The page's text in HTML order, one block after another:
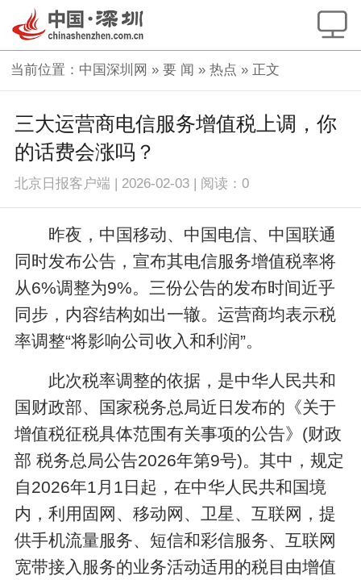
当前位置： 中国深圳网 »要 闻 »热点 » 正文
三大运营商电信服务增值税上调，你
的话费会涨吗？
北京日报客户端 | 2026-02-03 | 阅读：0
昨夜，中国移动、中国电信、中国联通
同时发布公告，宣布其电信服务增值税率将
从6%调整为9%。三份公告的发布时间近乎
同步，内容结构如出一辙。运营商均表示税
率调整“将影响公司收入和利润”。
此次税率调整的依据，是中华人民共和
国财政部、国家税务总局近日发布的《关于
增值税征税具体范围有关事项的公告》(财政
部 税务总局公告2026年第9号)。其中，规定
自2026年1月1日起，在中华人民共和国境
内，利用固网、移动网、卫星、互联网，提
供手机流量服务、短信和彩信服务、互联网
宽带接入服务的业务活动适用的税目由增值